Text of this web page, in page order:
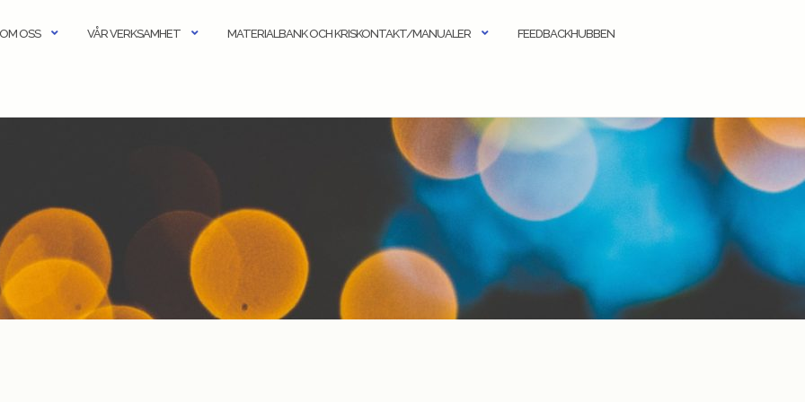
OM OSS VÅR VERKSAMHET MATERIALBANK OCH KRISKONTAKT/MANUALER FEEDBACKHUBBEN